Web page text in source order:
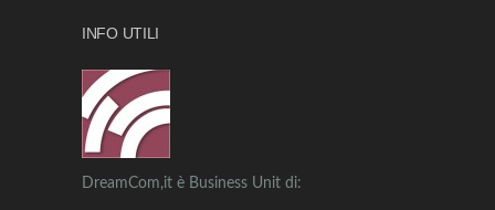
INFO UTILI
DreamCom,it è Business Unit di: